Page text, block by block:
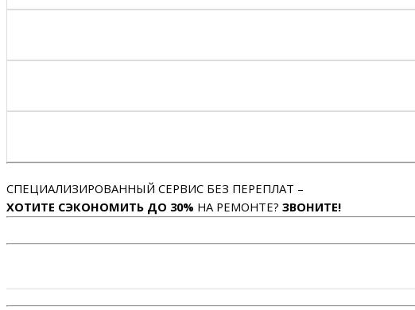
СПЕЦИАЛИЗИРОВАННЫЙ СЕРВИС БЕЗ ПЕРЕПЛАТ –
ХОТИТЕ СЭКОНОМИТЬ ДО 30% НА РЕМОНТЕ? ЗВОНИТЕ!